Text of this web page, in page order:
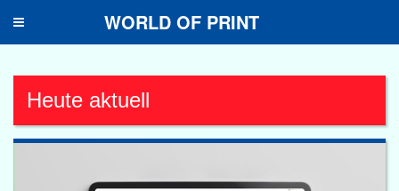
Toggle
WORLD OF PRINT
Heute aktuell